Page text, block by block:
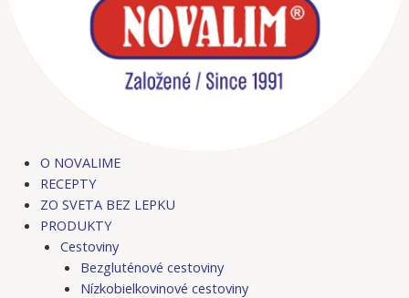
O NOVALIME
RECEPTY
ZO SVETA BEZ LEPKU
PRODUKTY
Cestoviny
Bezgluténové cestoviny
Nízkobielkovinové cestoviny